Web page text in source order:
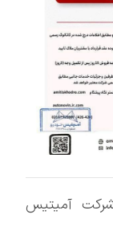
شرکت آمیتیس